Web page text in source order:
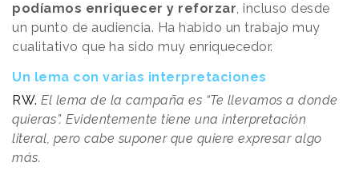
podíamos enriquecer y reforzar, incluso desde
un punto de audiencia. Ha habido un trabajo muy
cualitativo que ha sido muy enriquecedor.
Un lema con varias interpretaciones
RW. El lema de la campaña es “Te llevamos a donde
quieras”. Evidentemente tiene una interpretación
literal, pero cabe suponer que quiere expresar algo
más.